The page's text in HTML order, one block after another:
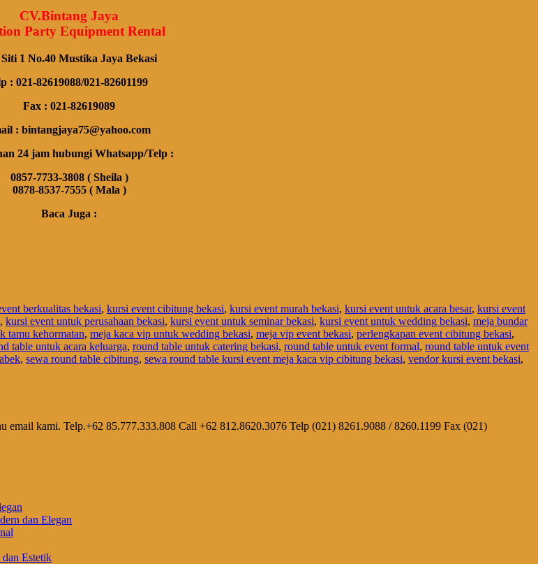
CV.Bintang Jaya
Party Equipment Rental
1 No.40 Mustika Jaya Bekasi
: 021-82619088/021-82601199
Fax : 021-82619089
: bintangjaya75@yahoo.com
24 jam hubungi Whatsapp/Telp :
0857-7733-3808 ( Sheila )
0878-8537-7555 ( Mala )
Baca Juga :
berkualitas bekasi, kursi event cibitung bekasi, kursi event murah bekasi, kursi event untuk acara besar, kursi event
, kursi event untuk perusahaan bekasi, kursi event untuk seminar bekasi, kursi event untuk wedding bekasi, meja bundar
tamu kehormatan, meja kaca vip untuk wedding bekasi, meja vip event bekasi, perlengkapan event cibitung bekasi,
table untuk acara keluarga, round table untuk catering bekasi, round table untuk event formal, round table untuk event
, sewa round table cibitung, sewa round table kursi event meja kaca vip cibitung bekasi, vendor kursi event bekasi,
email kami. Telp.+62 85.777.333.808 Call +62 812.8620.3076 Telp (021) 8261.9088 / 8260.1199 Fax (021)
dan Elegan
Estetik